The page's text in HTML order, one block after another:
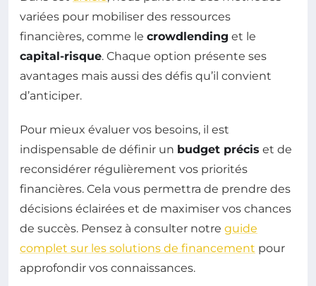
variées pour mobiliser des ressources
financières, comme le crowdlending et le
capital-risque. Chaque option présente ses
avantages mais aussi des défis qu’il convient
d’anticiper.
Pour mieux évaluer vos besoins, il est
indispensable de définir un budget précis et de
reconsidérer régulièrement vos priorités
financières. Cela vous permettra de prendre des
décisions éclairées et de maximiser vos chances
de succès. Pensez à consulter notre guide
complet sur les solutions de financement pour
approfondir vos connaissances.